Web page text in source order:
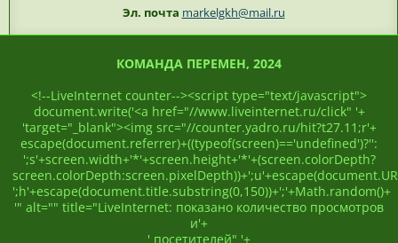
Эл. почта markelgkh@mail.ru
КОМАНДА ПЕРЕМЕН, 2024
<!--LiveInternet counter--><script type="text/javascript">
document.write('<a href="//www.liveinternet.ru/click" '+
'target="_blank"><img src="//counter.yadro.ru/hit?t27.11;r'+
escape(document.referrer)+((typeof(screen)=='undefined')?'':
';s'+screen.width+'*'+screen.height+'*'+(screen.colorDepth?
';h'+escape(document.title.substring(0,150))+';'+Math.random()+
'" alt="" title="LiveInternet: показано количество просмотров
и'+
' посетителей" '+